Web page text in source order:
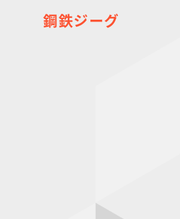
LINK TRAVELERS
チョコボックス
鋼鉄ジーグ